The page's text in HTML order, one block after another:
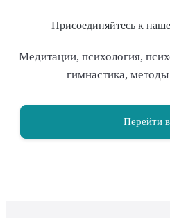
Присоединяйтесь к
Медитации, психология,
гимнастика,
Перейти